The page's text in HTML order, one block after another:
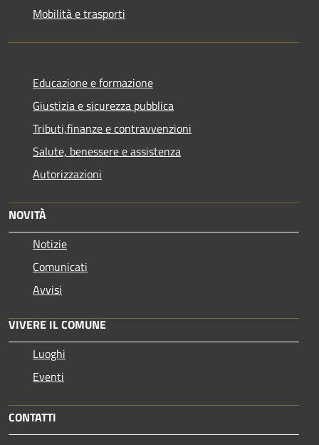
Mobilità e trasporti
Educazione e formazione
Giustizia e sicurezza pubblica
Tributi,finanze e contravvenzioni
Salute, benessere e assistenza
Autorizzazioni
NOVITÀ
Notizie
Comunicati
Avvisi
VIVERE IL COMUNE
Luoghi
Eventi
CONTATTI